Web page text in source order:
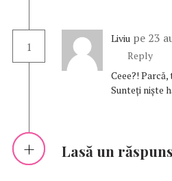
1
Liviu pe 23
Reply
Ceee?!
Sunteți niște
Lasă un răspuns